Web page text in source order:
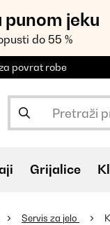
punom jeku
do 55 %
povrat robe
Grijalice
Servis za jelo